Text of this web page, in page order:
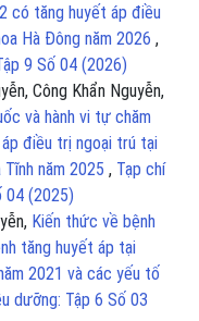
có tăng huyết áp điều
Hà Đông năm 2026 ,
9 Số 04 (2026)
Công Khẩn Nguyễn,
và hành vi tự chăm
điều trị ngoại trú tại
năm 2025 , Tạp chí
04 (2025)
Kiến thức về bệnh
tăng huyết áp tại
2021 và các yếu tố
dưỡng: Tập 6 Số 03